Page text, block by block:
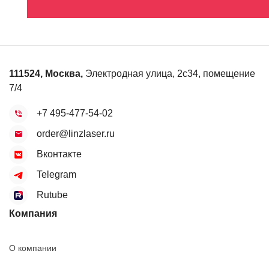
111524, Москва, Электродная улица, 2с34, помещение
7/4
+7 495-477-54-02
order@linzlaser.ru
Вконтакте
Telegram
Rutube
Компания
О компании